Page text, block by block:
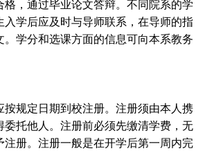
格，通过毕业论文答辩。不同院系的学
入学后应及时与导师联系，在导师的指
。学分和选课方面的信息可向本系教务
按规定日期到校注册。注册须由本人携
委托他人。注册前必须先缴清学费，无
注册。注册一般是在开学后第一周内完